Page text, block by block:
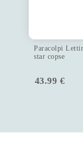
Paracolpi
star copse
43.99 €